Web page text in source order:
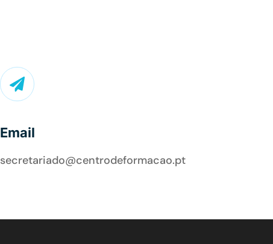

Email
secretariado@centrodeformacao.pt